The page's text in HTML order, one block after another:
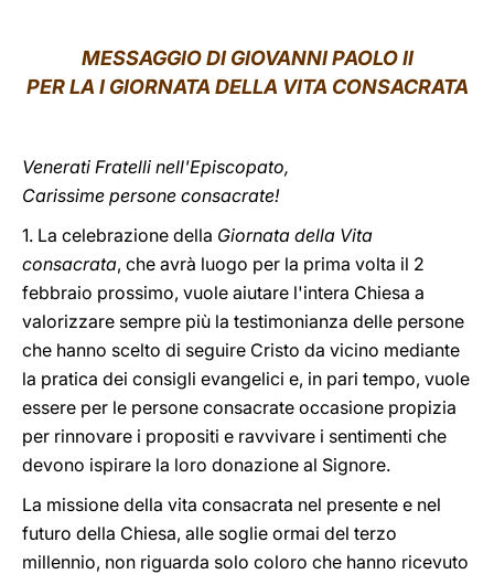
MESSAGGIO DI GIOVANNI PAOLO II
PER LA I GIORNATA DELLA VITA CONSACRATA
Venerati Fratelli nell'Episcopato,
Carissime persone consacrate!
1. La celebrazione della Giornata della Vita
consacrata, che avrà luogo per la prima volta il 2
febbraio prossimo, vuole aiutare l'intera Chiesa a
valorizzare sempre più la testimonianza delle persone
che hanno scelto di seguire Cristo da vicino mediante
la pratica dei consigli evangelici e, in pari tempo, vuole
essere per le persone consacrate occasione propizia
per rinnovare i propositi e ravvivare i sentimenti che
devono ispirare la loro donazione al Signore.
La missione della vita consacrata nel presente e nel
futuro della Chiesa, alle soglie ormai del terzo
millennio, non riguarda solo coloro che hanno ricevuto